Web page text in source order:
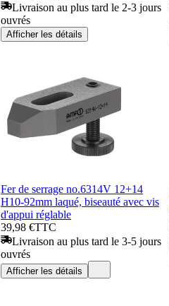
Livraison au plus tard le 2-3 jours
ouvrés
Afficher les détails
Fer de serrage no.6314V 12+14
H10-92mm laqué, biseauté avec vis
d'appui réglable
39,98 €TTC
Livraison au plus tard le 3-5 jours
ouvrés
Afficher les détails